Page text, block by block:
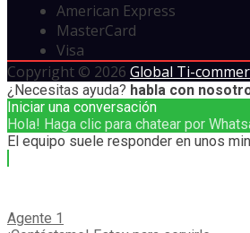
American Express
MasterCard
Visa
Copyright © 2026 Global Ti-
¿Necesitas ayuda? habla con
Iniciar una conversación
Hola! Haga clic para chatear por
El equipo suele responder en unos
Agente 1